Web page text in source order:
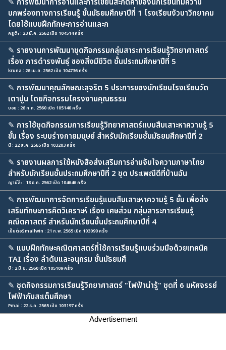
✎ การพัฒนาการอ่านและการเขียนสะกดคำของนักเรียนที่มีความ
บกพร่องทางการเรียนรู้ ชั้นมัธยมศึกษาปีที่ 1 โรงเรียนงัวบาวิทยาคม
โดยใช้แบบฝึกทักษะการอ่านและก
ครูต๊ะ : 23 มี.ค. 2562 เปิด 104514 ครั้ง
✎ รายงานการพัฒนาชุดกิจกรรมกลุ่มสาระการเรียนรู้วิทยาศาสตร์
เรื่อง การดำรงพันธุ์ ของสิ่งมีชีวิต ชั้นประถมศึกษาปีที่ 5
kruna : 26 เม.ย. 2562 เปิด 104736 ครั้ง
✎ การพัฒนาคุณลักษณะสุจริต 5 ประการของนักเรียนโรงเรียนวัด
เตาปูน โดยกิจกรรมโครงงานคุณธรรม
บอย : 26 ก.ค. 2560 เปิด 105140 ครั้ง
✎ การใช้ชุดกิจกรรมการเรียนรู้วิทยาศาสตร์แบบสืบเสาะหาความรู้ 5
ขั้น เรื่อง ระบบร่างกายมนุษย์ สำหรับนักเรียนชั้นมัธยมศึกษาปีที่ 2
นี : 22 ส.ค. 2565 เปิด 103203 ครั้ง
✎ รายงานผลการใช้หนังสือส่งเสริมการอ่านจับใจความภาษาไทย
สำหรับนักเรียนชั้นประถมศึกษาปีที่ 2 ชุด ประเพณีดีที่บ้านฉัน
ญามีลีะ : 18 ธ.ค. 2562 เปิด 104646 ครั้ง
✎ การพัฒนาการจัดการเรียนรู้แบบสืบเสาะหาความรู้ 5 ขั้น เพื่อส่ง
เสริมทักษะการคิดวิเคราะห์ เรื่อง เศษส่วน กลุ่มสาระการเรียนรู้
คณิตศาสตร์ สำหรับนักเรียนชั้นประถมศึกษาปีที่ 4
เป็นต่อSmallwin : 21 ก.พ. 2565 เปิด 103090 ครั้ง
✎ แบบฝึกทักษะคณิตศาสตร์ที่ใช้การเรียนรู้แบบร่วมมือด้วยเทคนิค
TAI เรื่อง ลำดับและอนุกรม ชั้นมัธยมศึ
บี : 2 มิ.ย. 2560 เปิด 105109 ครั้ง
✎ ชุดกิจกรรมการเรียนรู้วิทยาศาสตร์ "ไฟฟ้าน่ารู้" ชุดที่ 6 มหัศจรรย์
ไฟฟ้ากับสะเต็มศึกษา
Pmai : 22 ธ.ค. 2565 เปิด 103197 ครั้ง
Advertisement